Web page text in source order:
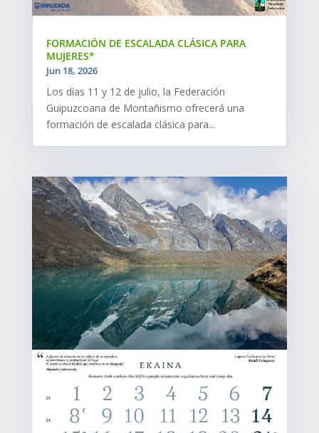
FORMACIÓN DE ESCALADA CLÁSICA PARA
MUJERES*
Jun 18, 2026
Los días 11 y 12 de julio, la Federación
Guipuzcoana de Montañismo ofrecerá una
formación de escalada clásica para...